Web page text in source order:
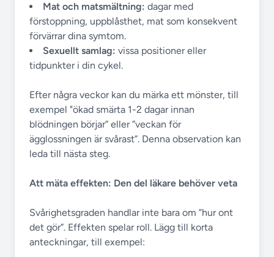
Mat och matsmältning: dagar med
förstoppning, uppblåsthet, mat som konsekvent
förvärrar dina symtom.
Sexuellt samlag: vissa positioner eller
tidpunkter i din cykel.
Efter några veckor kan du märka ett mönster, till
exempel "ökad smärta 1-2 dagar innan
blödningen börjar” eller ”veckan för
ägglossningen är svårast”. Denna observation kan
leda till nästa steg.
Att mäta effekten: Den del läkare behöver veta
Svårighetsgraden handlar inte bara om ”hur ont
det gör”. Effekten spelar roll. Lägg till korta
anteckningar, till exempel: